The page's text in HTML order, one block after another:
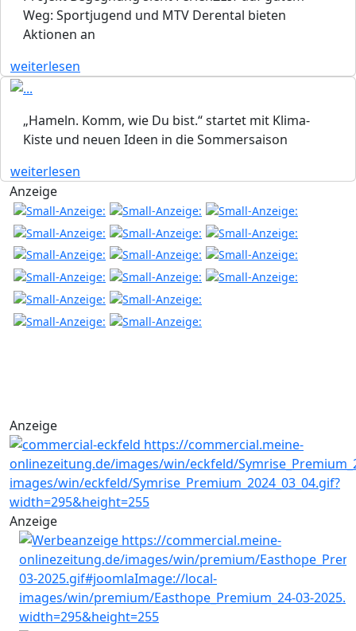
Weg: Sportjugend und MTV Derental bieten
Aktionen an
weiterlesen
„Hameln. Komm, wie Du bist.“ startet mit Klima-
Kiste und neuen Ideen in die Sommersaison
weiterlesen
Anzeige
Anzeige
Anzeige